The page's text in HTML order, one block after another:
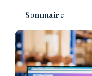
Sommaire